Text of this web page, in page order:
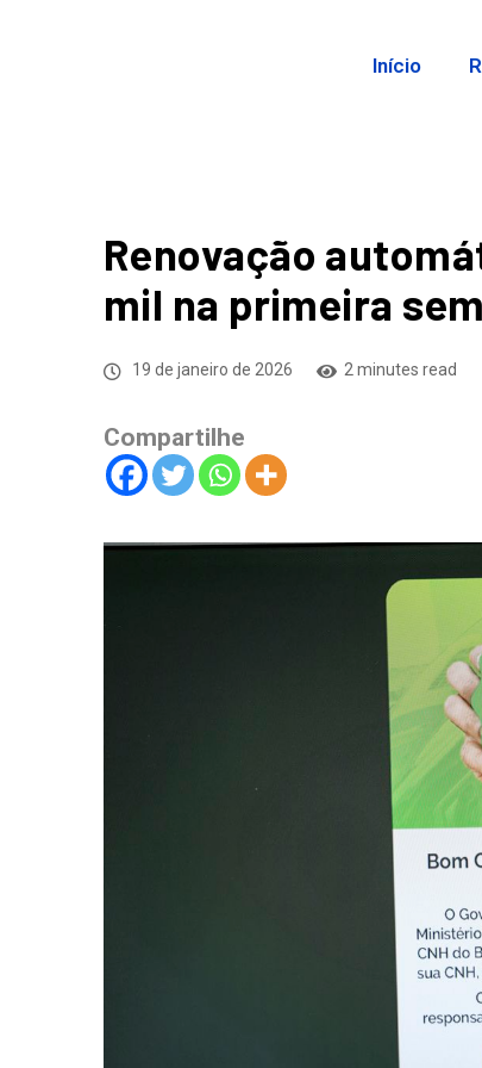
Início
Renovação
mil na primeira
19 de janeiro de 2026 2 minutes read
Compartilhe